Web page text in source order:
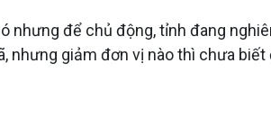
nhưng để chủ động, tỉnh đang
nhưng giảm đơn vị nào thì chưa biết